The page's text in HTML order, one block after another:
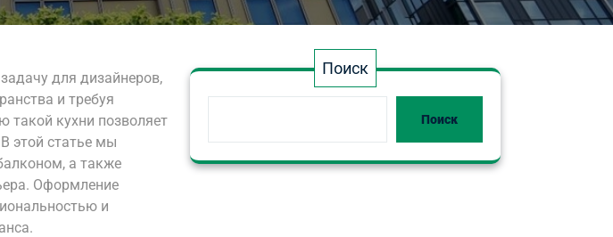
для дизайнеров,
и требуя
такой кухни позволяет
этой статье мы
а также
Оформление
и
Поиск
Поиск